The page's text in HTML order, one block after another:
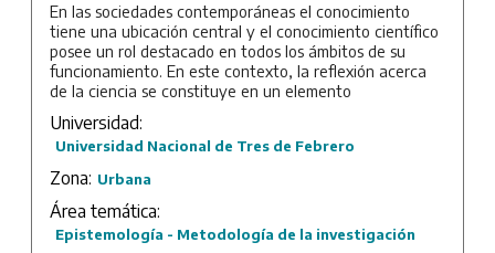
En las sociedades contemporáneas el conocimiento
tiene una ubicación central y el conocimiento científico
posee un rol destacado en todos los ámbitos de su
funcionamiento. En este contexto, la reflexión acerca
de la ciencia se constituye en un elemento
indispensable para su dominio acabado y para su
avance. Las disciplinas que hacen de esta reflexión su
objeto central son: la Metodología de la Investigación
Científica; la Epistemología, o estudio sobre la
razonabilidad de las ciencias; y la Historia de la Ciencia,
sin cuyos contenidos la Metodología y la Epistemología
serían vacías.
Universidad:
Universidad Nacional de Tres de Febrero
Zona: Urbana
Área temática:
Epistemología - Metodología de la investigación